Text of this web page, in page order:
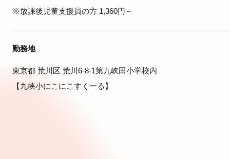
※放課後児童支援員の方 1,360円～
勤務地
東京都 荒川区 荒川6-8-1第九峡田小学校内
【九峡小にこにこすくーる】